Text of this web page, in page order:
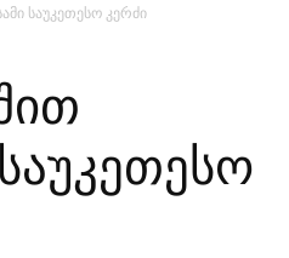
საუკეთესო კერძი